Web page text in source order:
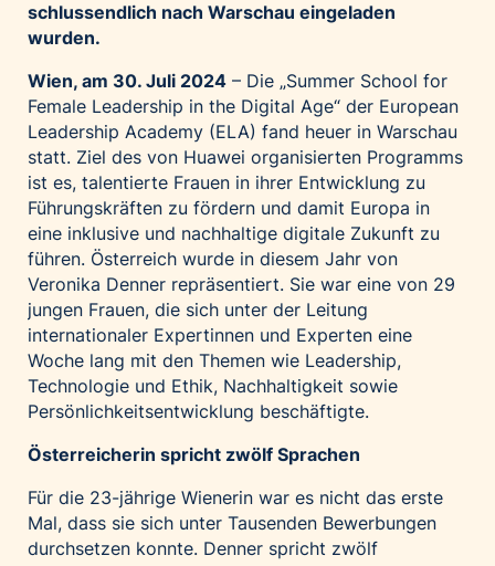
Vollpension
win2day
Wolt
woom bikes
Kontakt
schlussendlich nach Warschau eingeladen
wurden.
Wien, am 30. Juli 2024 – Die „Summer School for
Female Leadership in the Digital Age“ der European
Leadership Academy (ELA) fand heuer in Warschau
statt. Ziel des von Huawei organisierten Programms
ist es, talentierte Frauen in ihrer Entwicklung zu
Führungskräften zu fördern und damit Europa in
eine inklusive und nachhaltige digitale Zukunft zu
führen. Österreich wurde in diesem Jahr von
Veronika Denner repräsentiert. Sie war eine von 29
jungen Frauen, die sich unter der Leitung
internationaler Expertinnen und Experten eine
Woche lang mit den Themen wie Leadership,
Technologie und Ethik, Nachhaltigkeit sowie
Persönlichkeitsentwicklung beschäftigte.
Österreicherin spricht zwölf Sprachen
Für die 23-jährige Wienerin war es nicht das erste
Mal, dass sie sich unter Tausenden Bewerbungen
durchsetzen konnte. Denner spricht zwölf